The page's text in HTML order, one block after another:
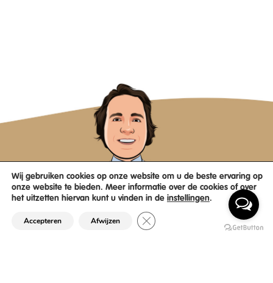
Wij gebruiken cookies op onze website om u de beste ervaring op
onze website te bieden. Meer informatie over de cookies of over
het uitzetten hiervan kunt u vinden in de instellingen.
Accepteren Afwijzen Sluit AVG/GDPR cookie banner